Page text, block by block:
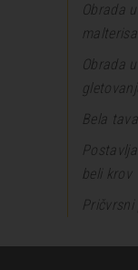
Obrada
Obrada
Bela
beli krov
Pričvrsni